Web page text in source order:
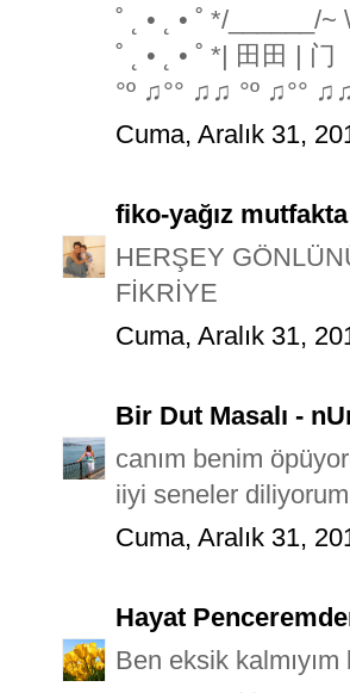
˚ ˛ • ˛ • ˚ */______/
˚ ˛ • ˛ • ˚ *| 田田 | 门
°º ♫°° ♫♫ °º ♫°°
Cuma, Aralık 31,
fiko-yağız mutfakta
HERŞEY
FİKRİYE
Cuma, Aralık 31,
Bir Dut Masalı -
canım benim
iiyi seneler
Cuma, Aralık 31,
Hayat
Ben eksik kalmıyım